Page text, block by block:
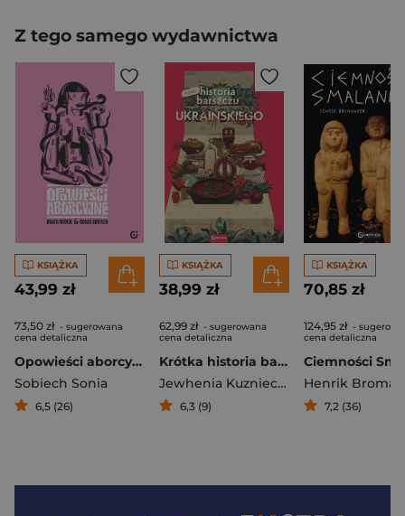
Z tego samego wydawnictwa
KSIĄŻKA
43,99 zł
73,50 zł - sugerowana
cena detaliczna
Opowieści aborcyjne
Sobiech Sonia
6,5 (26)
KSIĄŻKA
38,99 zł
62,99 zł - sugerowana
cena detaliczna
Krótka historia barszczu ukraińskiego
Jewhenia Kuzniecowa
6,3 (9)
KSIĄŻKA
70,85 zł
124,95 zł -
cena detaliczna
Henrik
7,2 (36)